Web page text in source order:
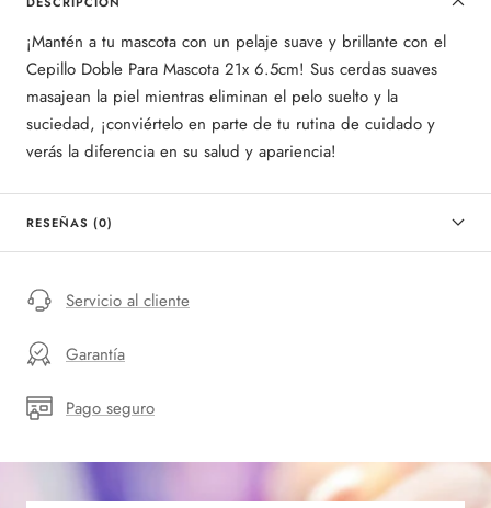
¡Mantén a tu mascota con un pelaje suave y brillante con el
Cepillo Doble Para Mascota 21x 6.5cm! Sus cerdas suaves
masajean la piel mientras eliminan el pelo suelto y la
suciedad, ¡conviértelo en parte de tu rutina de cuidado y
verás la diferencia en su salud y apariencia!
RESEÑAS (0)
Servicio al cliente
Garantía
Pago seguro